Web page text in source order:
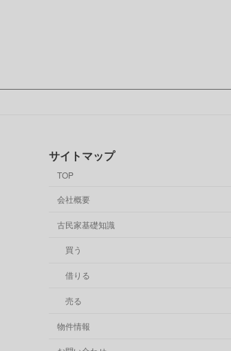
サイトマップ
TOP
会社概要
古民家基礎知識
買う
借りる
売る
物件情報